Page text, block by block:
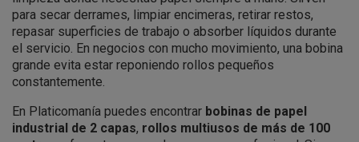
para secar derrames, limpiar encimeras, retirar restos,
repasar superficies de trabajo o absorber líquidos durante
el servicio. En negocios con mucho movimiento, una bobina
grande evita estar reponiendo rollos pequeños
constantemente.
En Platicomanía puedes encontrar bobinas de papel
industrial de 2 capas, rollos multiusos de más de 100